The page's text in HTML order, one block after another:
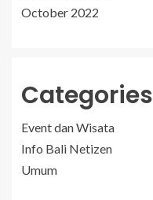
October 2022
Categories
Event dan Wisata
Info Bali Netizen
Umum